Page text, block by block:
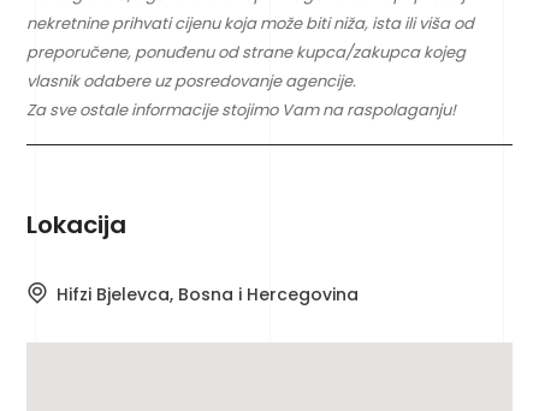
nekretnine prihvati cijenu koja može biti niža, ista ili viša od
preporučene, ponuđenu od strane kupca/zakupca kojeg
vlasnik odabere uz posredovanje agencije.
Za sve ostale informacije stojimo Vam na raspolaganju!
Lokacija
Hifzi Bjelevca, Bosna i Hercegovina